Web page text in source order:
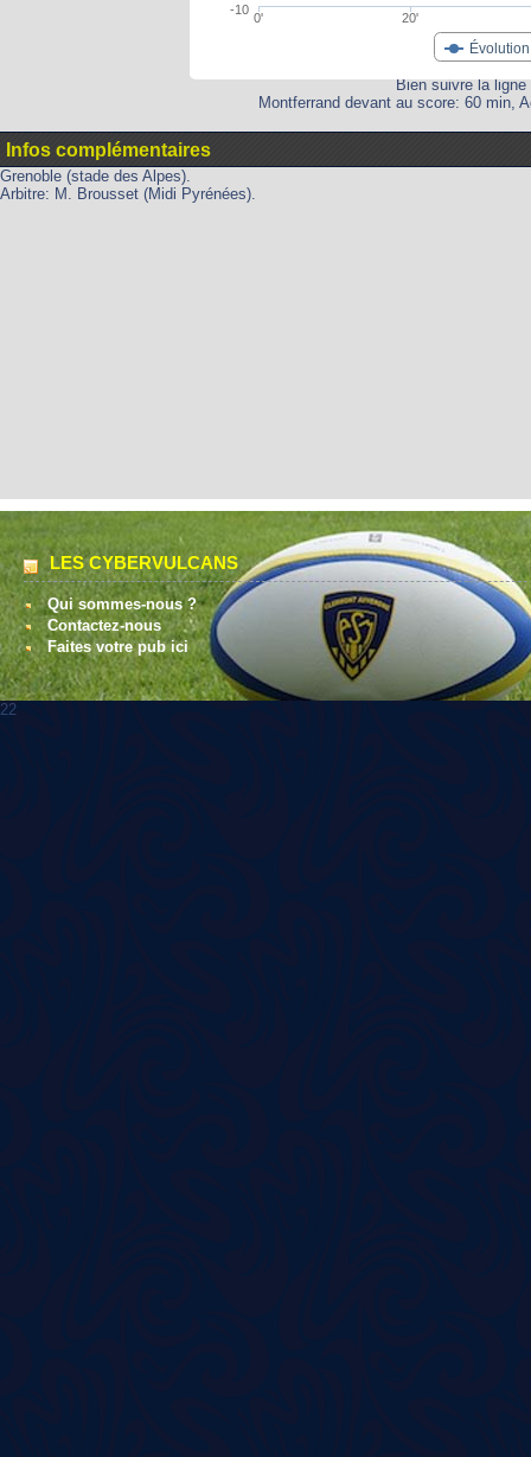
0' 20'
-10
Bien suivre la
Montferrand devant au score: 60 min,
Infos complémentaires
Grenoble (stade des Alpes).
Arbitre: M. Brousset (Midi Pyrénées).
LES CYBERVULCANS
Qui sommes-nous ?
Contactez-nous
Faites votre pub ici
22